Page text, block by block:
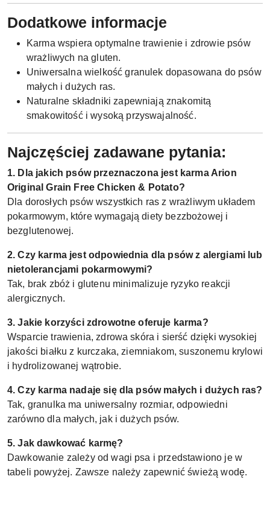
Dodatkowe informacje
Karma wspiera optymalne trawienie i zdrowie psów
wrażliwych na gluten.
Uniwersalna wielkość granulek dopasowana do psów
małych i dużych ras.
Naturalne składniki zapewniają znakomitą
smakowitość i wysoką przyswajalność.
Najczęściej zadawane pytania:
1. Dla jakich psów przeznaczona jest karma Arion
Original Grain Free Chicken & Potato?
Dla dorosłych psów wszystkich ras z wrażliwym układem
pokarmowym, które wymagają diety bezzbożowej i
bezglutenowej.
2. Czy karma jest odpowiednia dla psów z alergiami lub
nietolerancjami pokarmowymi?
Tak, brak zbóż i glutenu minimalizuje ryzyko reakcji
alergicznych.
3. Jakie korzyści zdrowotne oferuje karma?
Wsparcie trawienia, zdrowa skóra i sierść dzięki wysokiej
jakości białku z kurczaka, ziemniakom, suszonemu krylowi
i hydrolizowanej wątrobie.
4. Czy karma nadaje się dla psów małych i dużych ras?
Tak, granulka ma uniwersalny rozmiar, odpowiedni
zarówno dla małych, jak i dużych psów.
5. Jak dawkować karmę?
Dawkowanie zależy od wagi psa i przedstawiono je w
tabeli powyżej. Zawsze należy zapewnić świeżą wodę.